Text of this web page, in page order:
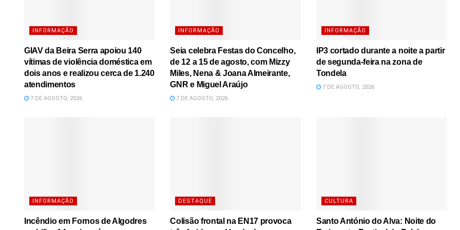
INFORMAÇÃO
GIAV da Beira Serra apoiou 140
vítimas de violência doméstica em
dois anos e realizou cerca de 1.240
atendimentos
7 DE AGOSTO, 2026
INFORMAÇÃO
Seia celebra Festas do Concelho,
de 12 a 15 de agosto, com Mizzy
Miles, Nena & Joana Almeirante,
GNR e Miguel Araújo
7 DE AGOSTO, 2026
INFORMAÇÃO
IP3 cortado durante a noite a partir
de segunda-feira na zona de
Tondela
7 DE AGOSTO, 2026
INFORMAÇÃO
Incêndio em Fornos de Algodres
DESTAQUE
Colisão frontal na EN17 provoca
CULTURA
Santo António do Alva: Noite do